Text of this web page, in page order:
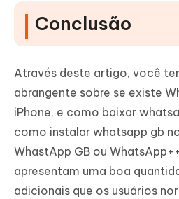
Conclusão
Através deste artigo, você
abrangente sobre se existe
iPhone, e como baixar
como instalar whatsapp gb
WhastApp GB ou
apresentam uma boa
adicionais que os usuários